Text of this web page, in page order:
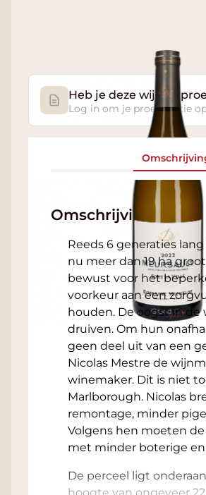
Heb je deze wijn
Log in om je proefnotitie
Omschrijving
Reeds 6 generaties
nu meer dan 19 ha
bewust voor het
voorkeur aan een
houden. De oogst in
druiven. Om hun
geen deel uit van een
Nicolas Mestre de
winemaker. Dit is niet
Marlborough. Nicolas
remontage, minder
Volgens hen moeten
met minder boterige
De perceel ligt
hoogte van ongeveer